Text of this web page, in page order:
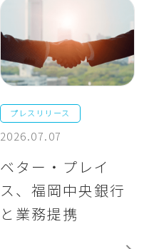
プレスリリース
2026.07.07
ベター・プレイ
ス、福岡中央銀行
と業務提携